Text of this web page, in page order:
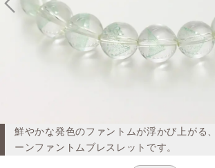
鮮やかな発色のファントムが浮かび上がる
ーンファントムブレスレットです。